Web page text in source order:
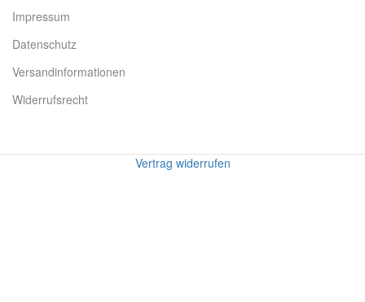
Impressum
Datenschutz
Versandinformationen
Widerrufsrecht
Vertrag widerrufen